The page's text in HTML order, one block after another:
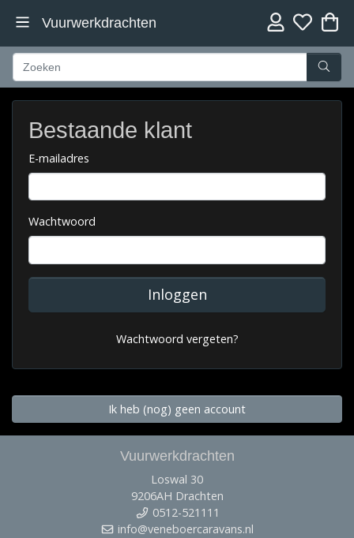
Vuurwerkdrachten
Bestaande klant
E-mailadres
Wachtwoord
Inloggen
Wachtwoord vergeten?
Ik heb (nog) geen account
Vuurwerkdrachten
Loswal 30
9206AH Drachten
0512-521111
info@veneboercaravans.nl